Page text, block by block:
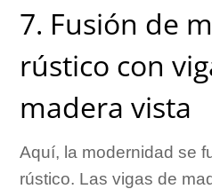
7. Fusión de
rústico con
madera vista
Aquí, la modernidad se
rústico. Las vigas de